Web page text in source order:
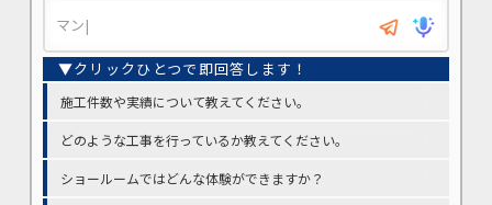
施工件数や実績について教えてください。
どのような工事を行っているか教えてください。
ショールームではどんな体験ができますか？